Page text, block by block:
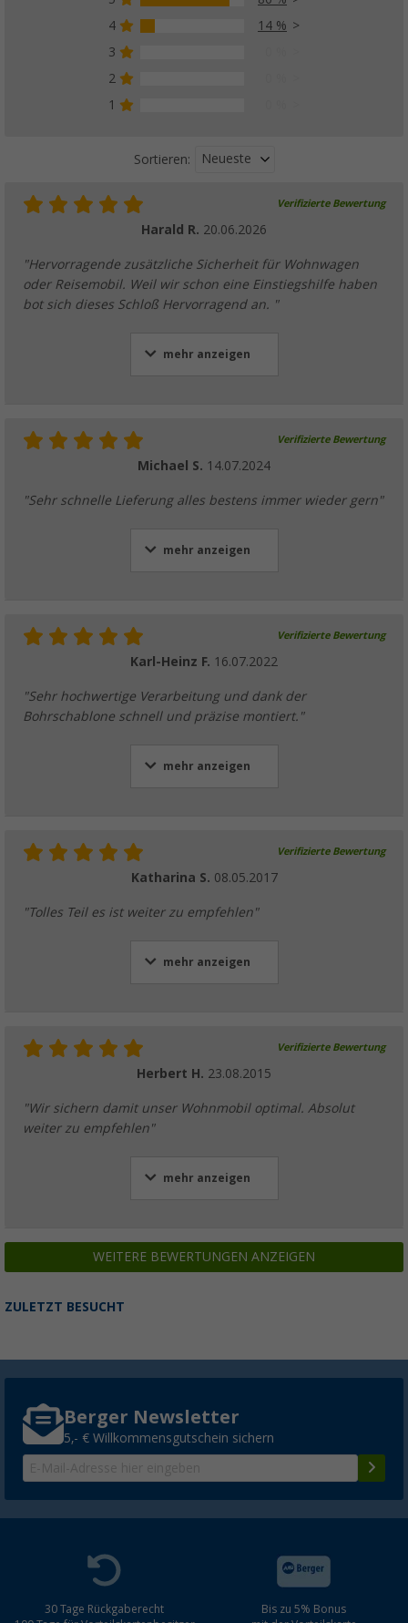
4
14 %
3
2
1
Sortieren: Neueste
Verifizierte Bewertung
Harald R. 20.06.2026
"Hervorragende zusätzliche Sicherheit für Wohnwagen
oder Reisemobil. Weil wir schon eine Einstiegshilfe haben
bot sich dieses Schloß Hervorragend an. "
mehr anzeigen
Verifizierte Bewertung
Michael S. 14.07.2024
"Sehr schnelle Lieferung alles bestens immer wieder gern"
mehr anzeigen
Verifizierte Bewertung
Karl-Heinz F. 16.07.2022
"Sehr hochwertige Verarbeitung und dank der
Bohrschablone schnell und präzise montiert."
mehr anzeigen
Verifizierte Bewertung
Katharina S. 08.05.2017
"Tolles Teil es ist weiter zu empfehlen"
mehr anzeigen
Verifizierte Bewertung
Herbert H. 23.08.2015
"Wir sichern damit unser Wohnmobil optimal. Absolut
weiter zu empfehlen"
mehr anzeigen
WEITERE BEWERTUNGEN ANZEIGEN
ZULETZT BESUCHT
Berger Newsletter
5,- € Willkommensgutschein sichern
30 Tage Rückgaberecht
Bis zu 5% Bonus